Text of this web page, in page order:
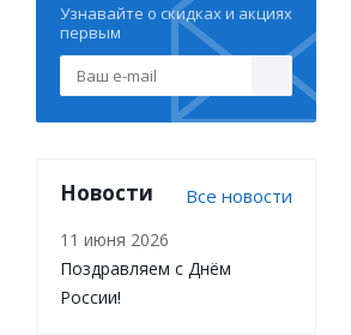
Узнавайте о скидках и акциях
первым
Новости Все новости
11 июня 2026
Поздравляем с Днём
России!